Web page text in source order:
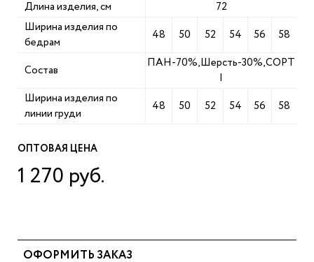
ОПТОВАЯ ЦЕНА
1 270 руб.
Длина изделия, см
72
Ширина изделия по
бедрам
48 50 52 54 56 58
Состав
ПАН-70%,Шерсть-30%,СОРТ
Ширина изделия по
линии груди
48 50 52 54 56 58
ОФОРМИТЬ ЗАКАЗ